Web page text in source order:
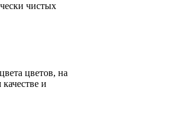
чистых
цветов, на
и